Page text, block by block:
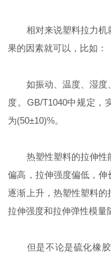
相对来说塑料拉力机
果的因素就可以，比如：
如振动、温度、湿度
度。GB/T1040中规定
为(50±10)%。
热塑性塑料的拉伸性
偏高，拉伸强度偏低，
逐渐上升，热塑性塑料的
拉伸强度和拉伸弹性模量
但是不论是硫化橡胶